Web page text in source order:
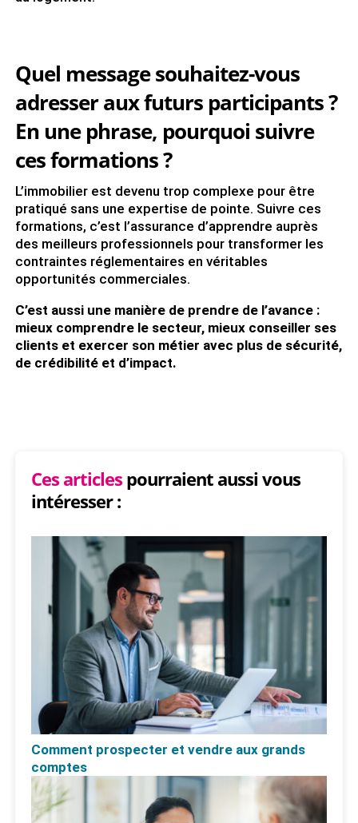
Quel message souhaitez-vous
adresser aux futurs participants ?
En une phrase, pourquoi suivre
ces formations ?
L’immobilier est devenu trop complexe pour être
pratiqué sans une expertise de pointe. Suivre ces
formations, c’est l’assurance d’apprendre auprès
des meilleurs professionnels pour transformer les
contraintes réglementaires en véritables
opportunités commerciales.
C’est aussi une manière de prendre de l’avance :
mieux comprendre le secteur, mieux conseiller ses
clients et exercer son métier avec plus de sécurité,
de crédibilité et d’impact.
Ces articlespourraient aussi vous
intéresser :
Comment prospecter et vendre aux grands
comptes